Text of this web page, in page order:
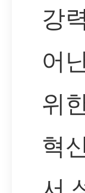
강
어
위
혁